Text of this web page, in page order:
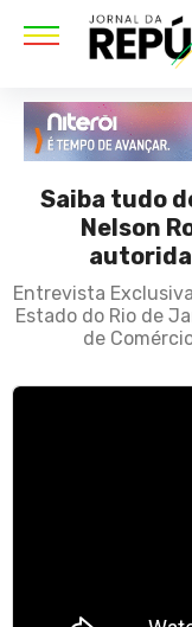
Saiba tudo
Nelson
Entrevista
Estado do Rio de
de